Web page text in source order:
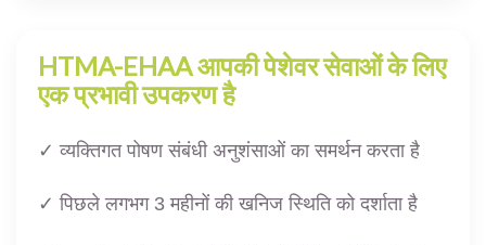
HTMA-EHAA आपकी पेशेवर सेवाओं के लिए
एक प्रभावी उपकरण है
✓ व्यक्तिगत पोषण संबंधी अनुशंसाओं का समर्थन करता है
✓ पिछले लगभग 3 महीनों की खनिज स्थिति को दर्शाता है